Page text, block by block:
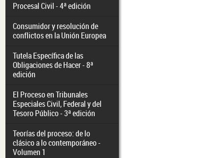
Procesal Civil - 4ª edición
Consumidor y resolución de
conflictos en la Unión Europea
Tutela Específica de las
Obligaciones de Hacer - 8ª
edición
El Proceso en Tribunales
Especiales Civil, Federal y del
Tesoro Público - 3ª edición
Teorías del proceso: de lo
clásico a lo contemporáneo -
Volumen 1